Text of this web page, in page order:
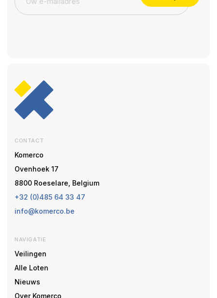
CONTACT
Komerco
Ovenhoek 17
8800 Roeselare, Belgium
+32 (0)485 64 33 47
info@komerco.be
NAVIGATIE
Veilingen
Alle Loten
Nieuws
Over Komerco